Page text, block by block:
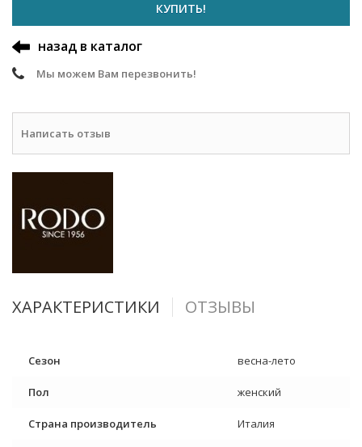
КУПИТЬ!
назад в каталог
Мы можем Вам перезвонить!
Написать отзыв
ХАРАКТЕРИСТИКИ ОТЗЫВЫ
Сезон весна-лето
Пол женский
Страна производитель Италия